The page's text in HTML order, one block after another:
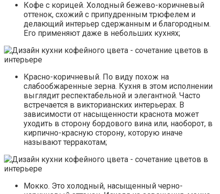
Кофе с корицей. Холодный бежево-коричневый
оттенок, схожий с припудренным трюфелем и
делающий интерьер сдержанным и благородным.
Его применяют даже в небольших кухнях;
Красно-коричневый. По виду похож на
слабообжаренные зерна. Кухня в этом исполнении
выглядит респектабельной и элегантной. Часто
встречается в викторианских интерьерах. В
зависимости от насыщенности краснота может
уходить в сторону бордового вина или, наоборот, в
кирпично-красную сторону, которую иначе
называют терракотам;
Мокко. Это холодный, насыщенный черно-